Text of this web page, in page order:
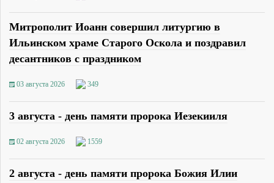
Митрополит Иоанн совершил литургию в
Ильинском храме Старого Оскола и поздравил
десантников с праздником
03 августа 2026 349
3 августа - день памяти пророка Иезекииля
02 августа 2026 1559
2 августа - день памяти пророка Божия Илии